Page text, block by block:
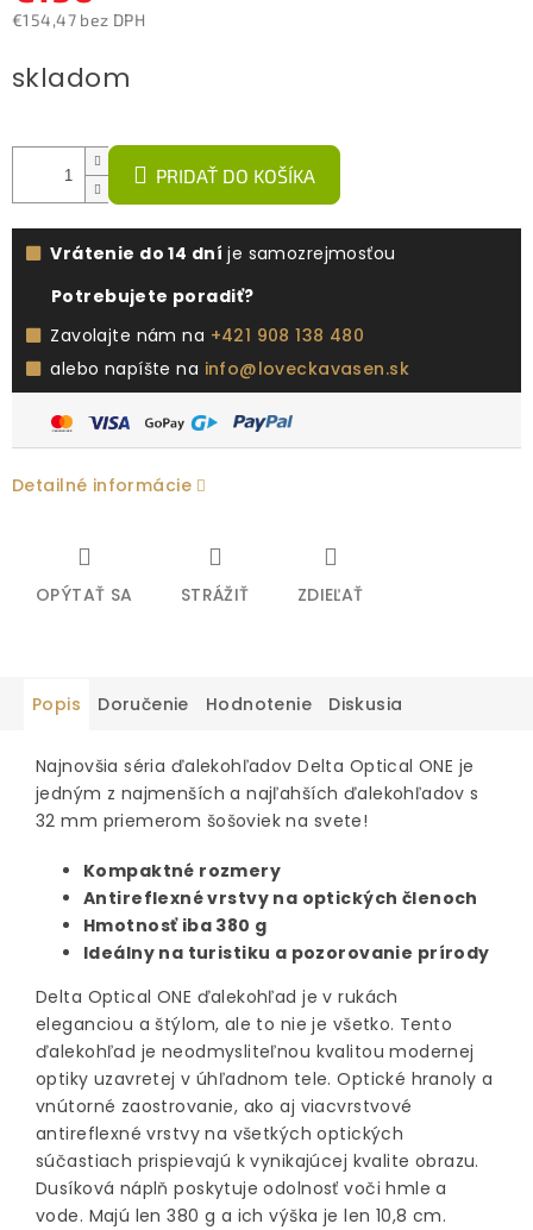
€154,47 bez DPH
cena:
skladom
PRIDAŤ DO KOŠÍKA
Vrátenie do 14 dní je samozrejmosťou
Potrebujete poradiť?
Zavolajte nám na +421 908 138 480
alebo napíšte na info@loveckavasen.sk
Detailné informácie
OPÝTAŤ SA STRÁŽIŤ ZDIEĽAŤ
Popis Doručenie Hodnotenie Diskusia
Najnovšia séria ďalekohľadov Delta Optical ONE je
jedným z najmenších a najľahších ďalekohľadov s
32 mm priemerom šošoviek na svete!
Kompaktné rozmery
Antireflexné vrstvy na optických členoch
Hmotnosť iba 380 g
Ideálny na turistiku a pozorovanie prírody
Delta Optical ONE ďalekohľad je v rukách
eleganciou a štýlom, ale to nie je všetko. Tento
ďalekohľad je neodmysliteľnou kvalitou modernej
optiky uzavretej v úhľadnom tele. Optické hranoly a
vnútorné zaostrovanie, ako aj viacvrstvové
antireflexné vrstvy na všetkých optických
súčastiach prispievajú k vynikajúcej kvalite obrazu.
Dusíková náplň poskytuje odolnosť voči hmle a
vode. Majú len 380 g a ich výška je len 10,8 cm.